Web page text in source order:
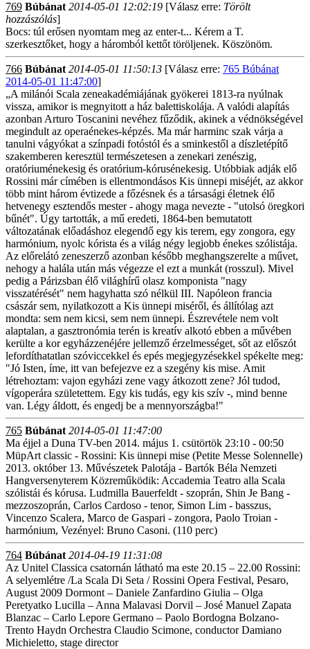
769 Búbánat 2014-05-01 12:02:19 [Válasz erre: Törölt
hozzászólás]
Bocs: túl erősen nyomtam meg az enter-t... Kérem a T.
szerkesztőket, hogy a háromból kettőt töröljenek. Köszönöm.
766 Búbánat 2014-05-01 11:50:13 [Válasz erre: 765 Búbánat
2014-05-01 11:47:00]
„A milánói Scala zeneakadémiájának gyökerei 1813-ra nyúlnak
vissza, amikor is megnyitott a ház balettiskolája. A valódi alapítás
azonban Arturo Toscanini nevéhez fűződik, akinek a védnökségével
megindult az operaénekes-képzés. Ma már harminc szak várja a
tanulni vágyókat a színpadi fotóstól és a sminkestől a díszletépítő
szakemberen keresztül természetesen a zenekari zenészig,
oratóriuménekesig és oratórium-kórusénekesig. Utóbbiak adják elő
Rossini már címében is ellentmondásos Kis ünnepi miséjét, az akkor
több mint három évtizede a főzésnek és a társasági életnek élő
hetvenegy esztendős mester - ahogy maga nevezte - "utolsó öregkori
bűnét". Úgy tartották, a mű eredeti, 1864-ben bemutatott
változatának előadáshoz elegendő egy kis terem, egy zongora, egy
harmónium, nyolc kórista és a világ négy legjobb énekes szólistája.
Az előrelátó zeneszerző azonban később meghangszerelte a művet,
nehogy a halála után más végezze el ezt a munkát (rosszul). Mivel
pedig a Párizsban élő világhírű olasz komponista "nagy
visszatérését" nem hagyhatta szó nélkül III. Napóleon francia
császár sem, nyilatkozott a Kis ünnepi miséről, és állítólag azt
mondta: sem nem kicsi, sem nem ünnepi. Észrevétele nem volt
alaptalan, a gasztronómia terén is kreatív alkotó ebben a művében
kerülte a kor egyházzenéjére jellemző érzelmességet, sőt az előszót
lefordíthatatlan szóviccekkel és epés megjegyzésekkel spékelte meg:
"Jó Isten, íme, itt van befejezve ez a szegény kis mise. Amit
létrehoztam: vajon egyházi zene vagy átkozott zene? Jól tudod,
vígoperára születettem. Egy kis tudás, egy kis szív -, mind benne
van. Légy áldott, és engedj be a mennyországba!"
765 Búbánat 2014-05-01 11:47:00
Ma éjjel a Duna TV-ben 2014. május 1. csütörtök 23:10 - 00:50
MüpArt classic - Rossini: Kis ünnepi mise (Petite Messe Solennelle)
2013. október 13. Művészetek Palotája - Bartók Béla Nemzeti
Hangversenyterem Közreműködik: Accademia Teatro alla Scala
szólistái és kórusa. Ludmilla Bauerfeldt - szoprán, Shin Je Bang -
mezzoszoprán, Carlos Cardoso - tenor, Simon Lim - basszus,
Vincenzo Scalera, Marco de Gaspari - zongora, Paolo Troian -
harmónium, Vezényel: Bruno Casoni. (110 perc)
764 Búbánat 2014-04-19 11:31:08
Az Unitel Classica csatornán látható ma este 20.15 – 22.00 Rossini:
A selyemlétre /La Scala Di Seta / Rossini Opera Festival, Pesaro,
August 2009 Dormont – Daniele Zanfardino Giulia – Olga
Peretyatko Lucilla – Anna Malavasi Dorvil – José Manuel Zapata
Blanzac – Carlo Lepore Germano – Paolo Bordogna Bolzano-
Trento Haydn Orchestra Claudio Scimone, conductor Damiano
Michieletto, stage director